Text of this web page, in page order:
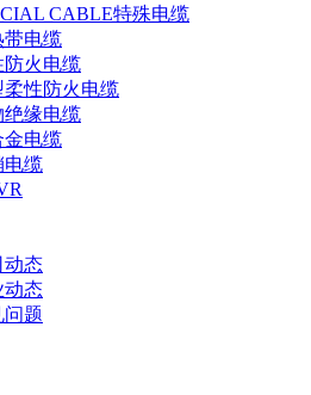
CABLE特殊电缆
带电缆
防火电缆
柔性防火电缆
绝缘电缆
金电缆
电缆
动态
动态
问题